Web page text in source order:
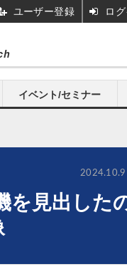
イベント/セミナー
を見出した
2024.10.9
ユーザー登録 ロ